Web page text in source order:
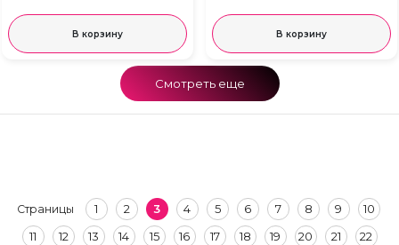
В корзину В корзину
Смотреть еще
Страницы 1 2 3 4 5 6 7 8 9
10
11
12 13 14 15 16 17 18 19 20 21
22